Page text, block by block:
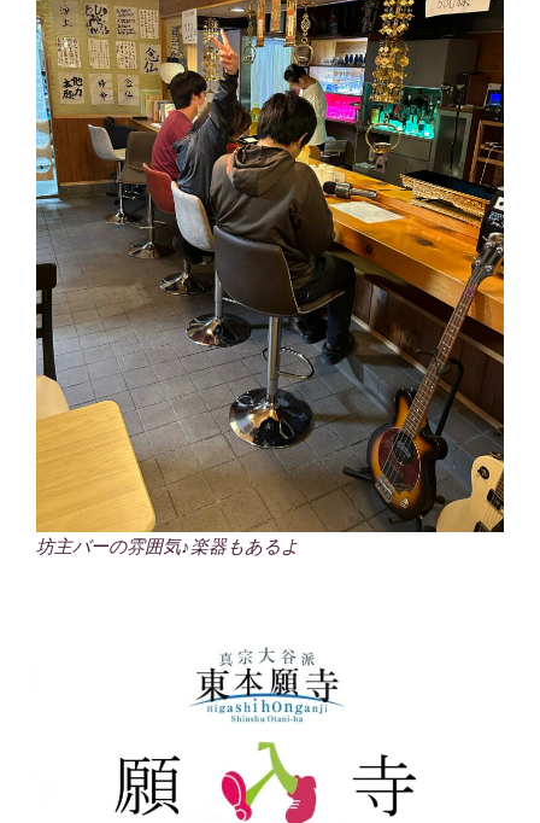
坊主バーの雰囲気♪楽器もあるよ